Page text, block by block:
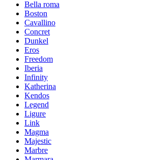
Bella roma
Boston
Cavallino
Concret
Dunkel
Eros
Freedom
Iberia
Infinity
Katherina
Kendos
Legend
Ligure
Link
Magma
Majestic
Marbre